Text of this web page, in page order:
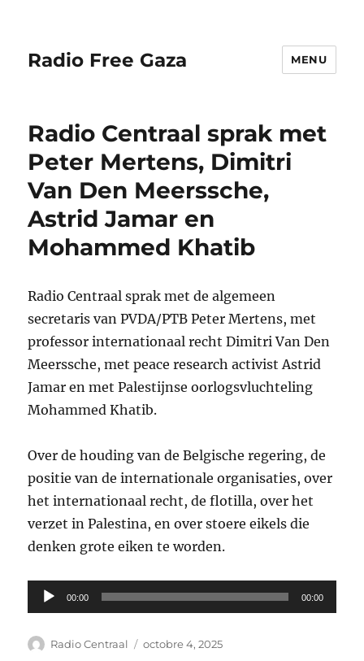
Radio Free Gaza MENU
Radio Centraal sprak met
Peter Mertens, Dimitri
Van Den Meerssche,
Astrid Jamar en
Mohammed Khatib
Radio Centraal sprak met de algemeen
secretaris van PVDA/PTB Peter Mertens, met
professor internationaal recht Dimitri Van Den
Meerssche, met peace research activist Astrid
Jamar en met Palestijnse oorlogsvluchteling
Mohammed Khatib.
Over de houding van de Belgische regering, de
positie van de internationale organisaties, over
het internationaal recht, de flotilla, over het
verzet in Palestina, en over stoere eikels die
denken grote eiken te worden.
Lecteur
audio
00:00 00:00
Auteur
Radio Centraal
Publié
octobre 4, 2025